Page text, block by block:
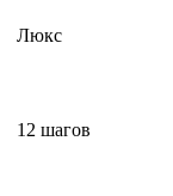
Люкс
12 шагов